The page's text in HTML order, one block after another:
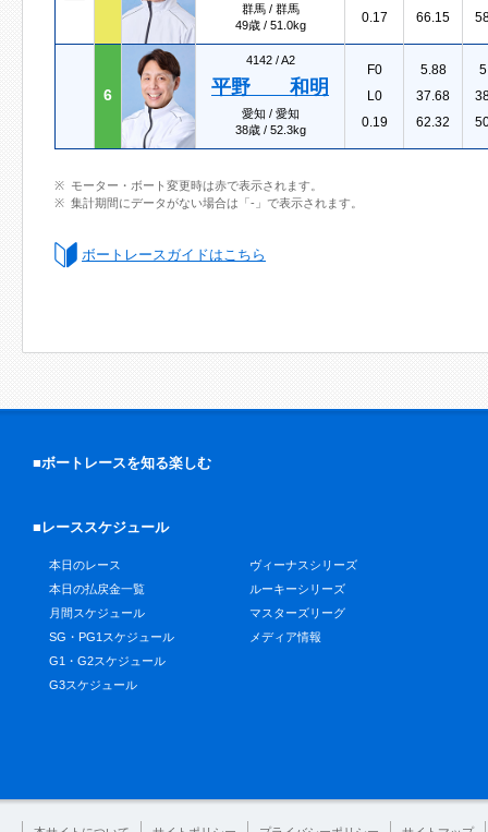
群馬 / 群馬
49歳 / 51.0kg
0.17
66.15
6
4142 /A2
平野 和明
愛知 / 愛知
38歳 / 52.3kg
F0
L0
0.19
5.88
37.68
62.32
モーター・ボート変更時は赤で表示されます。
集計期間にデータがない場合は「-」で表示されます。
ボートレースガイドはこちら
■ボートレースを知る楽しむ
■レーススケジュール
本日のレース
本日の払戻金一覧
月間スケジュール
SG・PG1スケジュール
G1・G2スケジュール
G3スケジュール
ヴィーナスシリーズ
ルーキーシリーズ
マスターズリーグ
メディア情報